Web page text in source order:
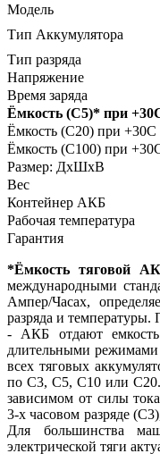
Модель
Тип Аккумулятора
Тип разряда
Напряжение
Время заряда
Ёмкость (С5)* при
Ёмкость (С20) при +30С
Ёмкость (С100) при
Размер: ДхШхВ
Вес
Контейнер АКБ
Рабочая температура
Гарантия
*Ёмкость тяговой
международными
Ампер/Часах,
разряда и температуры.
- АКБ отдают
длительными режимами
всех тяговых
по С3, С5, С10 или С20.
зависимом от силы
3-х часовом разряде
Для большинства
электрической тяги